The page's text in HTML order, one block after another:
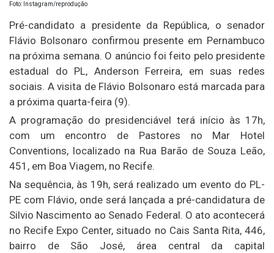
Foto: Instagram/reprodução
Pré-candidato a presidente da República, o senador
Flávio Bolsonaro confirmou presente em Pernambuco
na próxima semana. O anúncio foi feito pelo presidente
estadual do PL, Anderson Ferreira, em suas redes
sociais. A visita de Flávio Bolsonaro está marcada para
a próxima quarta-feira (9).
A programação do presidenciável terá início às 17h,
com um encontro de Pastores no Mar Hotel
Conventions, localizado na Rua Barão de Souza Leão,
451, em Boa Viagem, no Recife.
Na sequência, às 19h, será realizado um evento do PL-
PE com Flávio, onde será lançada a pré-candidatura de
Silvio Nascimento ao Senado Federal. O ato acontecerá
no Recife Expo Center, situado no Cais Santa Rita, 446,
bairro de São José, área central da capital